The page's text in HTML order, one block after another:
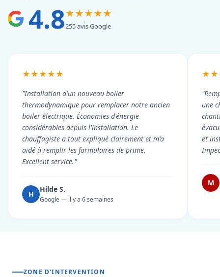
4.8★★★★★
255 avis Google
★★★★★
"Installation d'un nouveau boiler
thermodynamique pour remplacer notre ancien
boiler électrique. Économies d'énergie
considérables depuis l'installation. Le
chauffagiste a tout expliqué clairement et m'a
aidé à remplir les formulaires de prime.
Excellent service."
H
Hilde S.
Google — il y a 6 semaines
une
et
M
ZONE D'INTERVENTION